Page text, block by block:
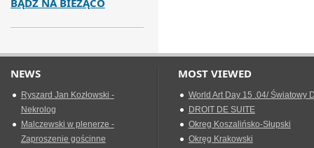
BĄDŹ NA BIEŻĄCO
NEWS
Ryszard Jan Kozłowski -
Nekrolog
Malczewski w plenerze -
Zaproszenie gościnne
MOST VIEWED
World Art Day 15 .04/ Światowy
DROIT DE SUITE
Okreg Koszalińsko-Słupski
Okręg Krakowski